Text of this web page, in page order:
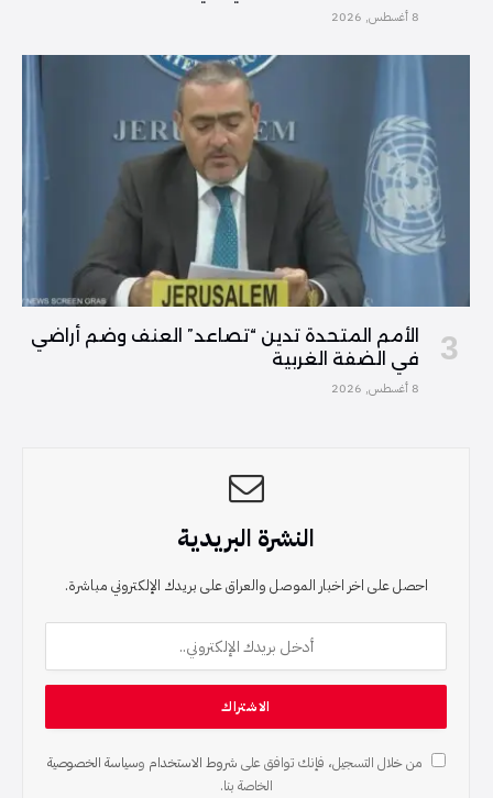
8 أغسطس, 2026
الأمم المتحدة تدين “تصاعد” العنف وضم أراضي
في الضفة الغربية
8 أغسطس, 2026
النشرة البريدية
احصل على اخر اخبار الموصل والعراق على بريدك الإلكتروني مباشرة.
من خلال التسجيل، فإنك توافق على شروط الاستخدام وسياسة الخصوصية
الخاصة بنا.